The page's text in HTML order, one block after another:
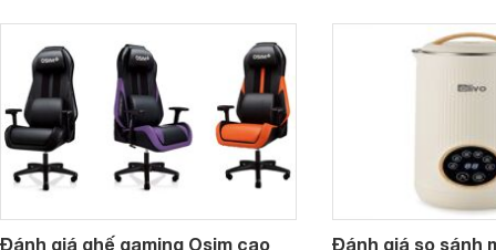
- 500k đẹp mắt nhé.
2025 mới vừa sang,
mua sắm cuối năm.
Đánh giá ghế gaming Osim cao
Đánh giá so sánh